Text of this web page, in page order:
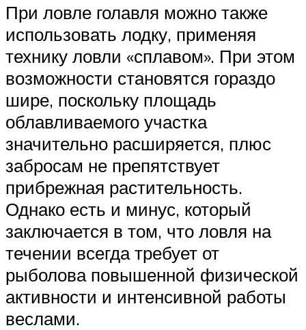
При ловле голавля можно также
использовать лодку, применяя
технику ловли «сплавом». При этом
возможности становятся гораздо
шире, поскольку площадь
облавливаемого участка
значительно расширяется, плюс
забросам не препятствует
прибрежная растительность.
Однако есть и минус, который
заключается в том, что ловля на
течении всегда требует от
рыболова повышенной физической
активности и интенсивной работы
веслами.